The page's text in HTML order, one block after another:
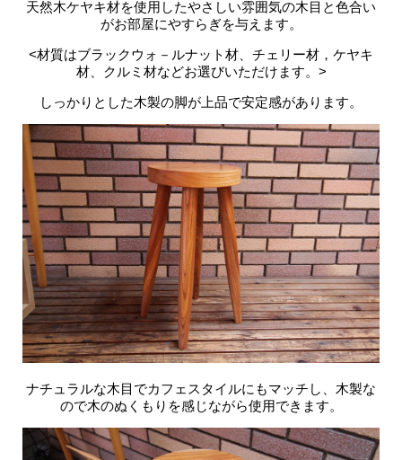
天然木ケヤキ材を使用したやさしい雰囲気の木目と色合い
がお部屋にやすらぎを与えます。
<材質はブラックウォ－ルナット材、チェリー材，ケヤキ
材、クルミ材などお選びいただけます。>
しっかりとした木製の脚が上品で安定感があります。
ナチュラルな木目でカフェスタイルにもマッチし、木製な
ので木のぬくもりを感じながら使用できます。